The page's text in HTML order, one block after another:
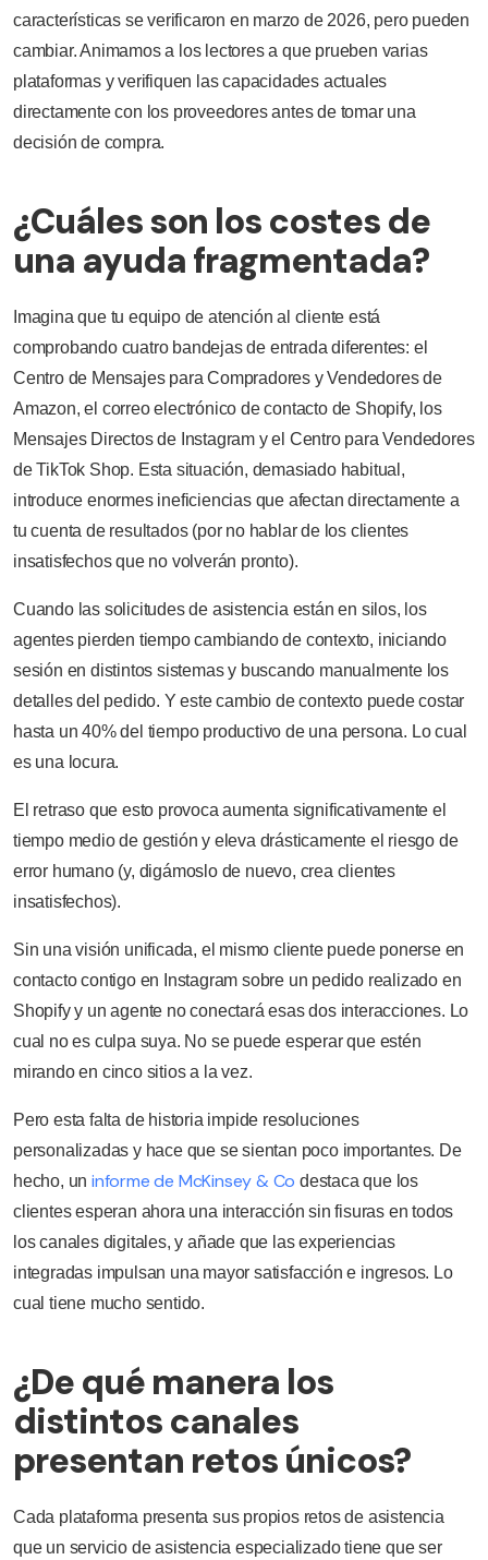
características se verificaron en marzo de 2026, pero pueden
cambiar. Animamos a los lectores a que prueben varias
plataformas y verifiquen las capacidades actuales
directamente con los proveedores antes de tomar una
decisión de compra.
¿Cuáles son los costes de
una ayuda fragmentada?
Imagina que tu equipo de atención al cliente está
comprobando cuatro bandejas de entrada diferentes: el
Centro de Mensajes para Compradores y Vendedores de
Amazon, el correo electrónico de contacto de Shopify, los
Mensajes Directos de Instagram y el Centro para Vendedores
de TikTok Shop. Esta situación, demasiado habitual,
introduce enormes ineficiencias que afectan directamente a
tu cuenta de resultados (por no hablar de los clientes
insatisfechos que no volverán pronto).
Cuando las solicitudes de asistencia están en silos, los
agentes pierden tiempo cambiando de contexto, iniciando
sesión en distintos sistemas y buscando manualmente los
detalles del pedido. Y este cambio de contexto puede costar
hasta un 40% del tiempo productivo de una persona. Lo cual
es una locura.
El retraso que esto provoca aumenta significativamente el
tiempo medio de gestión y eleva drásticamente el riesgo de
error humano (y, digámoslo de nuevo, crea clientes
insatisfechos).
Sin una visión unificada, el mismo cliente puede ponerse en
contacto contigo en Instagram sobre un pedido realizado en
Shopify y un agente no conectará esas dos interacciones. Lo
cual no es culpa suya. No se puede esperar que estén
mirando en cinco sitios a la vez.
Pero esta falta de historia impide resoluciones
personalizadas y hace que se sientan poco importantes. De
hecho, un informe de McKinsey & Co destaca que los
clientes esperan ahora una interacción sin fisuras en todos
los canales digitales, y añade que las experiencias
integradas impulsan una mayor satisfacción e ingresos. Lo
cual tiene mucho sentido.
¿De qué manera los
distintos canales
presentan retos únicos?
Cada plataforma presenta sus propios retos de asistencia
que un servicio de asistencia especializado tiene que ser